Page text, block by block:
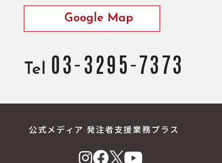
Google Map
Tel 03-3295-7373
公式メディア 発注者支援業務プラス